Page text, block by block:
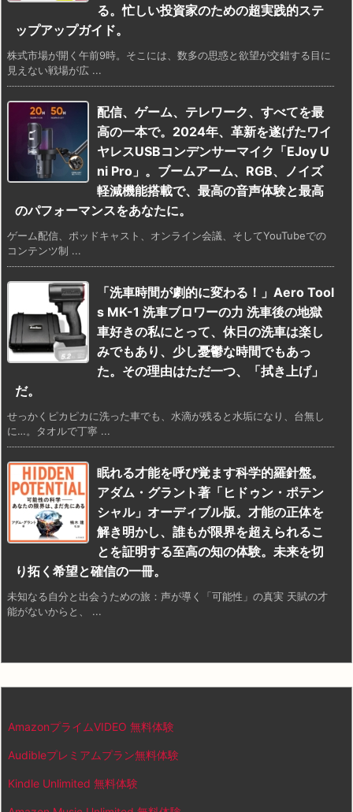
る。忙しい投資家のための超実践的ステ
ップアップガイド。
株式市場が開く午前9時。そこには、数多の思惑と欲望が交錯する目に
見えない戦場が広 ...
配信、ゲーム、テレワーク、すべてを最
高の一本で。2024年、革新を遂げたワイ
ヤレスUSBコンデンサーマイク「EJoy U
ni Pro」。ブームアーム、RGB、ノイズ
軽減機能搭載で、最高の音声体験と最高
のパフォーマンスをあなたに。
ゲーム配信、ポッドキャスト、オンライン会議、そしてYouTubeでの
コンテンツ制 ...
「洗車時間が劇的に変わる！」Aero Tool
s MK-1 洗車ブロワーの力 洗車後の地獄
車好きの私にとって、休日の洗車は楽し
みでもあり、少し憂鬱な時間でもあっ
た。その理由はただ一つ、「拭き上げ」
だ。
せっかくピカピカに洗った車でも、水滴が残ると水垢になり、台無し
に…。タオルで丁寧 ...
眠れる才能を呼び覚ます科学的羅針盤。
アダム・グラント著「ヒドゥン・ポテン
シャル」オーディブル版。才能の正体を
解き明かし、誰もが限界を超えられるこ
とを証明する至高の知の体験。未来を切
り拓く希望と確信の一冊。
未知なる自分と出会うための旅：声が導く「可能性」の真実 天賦の才
能がないからと、 ...
AmazonプライムVIDEO 無料体験
Audibleプレミアムプラン無料体験
Kindle Unlimited 無料体験